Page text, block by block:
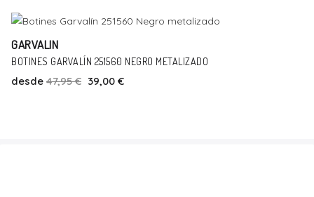
Talla
GARVALIN
BOTINES GARVALÍN 251560 NEGRO METALIZADO
desde 47,95 € 39,00 €